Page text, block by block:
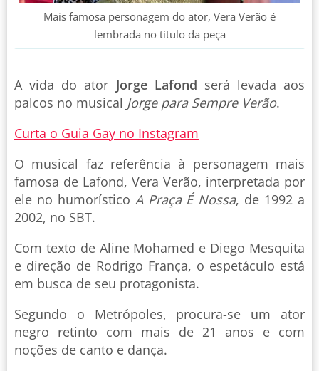
Mais famosa personagem do ator, Vera Verão é
lembrada no título da peça
A vida do ator Jorge Lafond será levada aos
palcos no musical Jorge para Sempre Verão.
Curta o Guia Gay no Instagram
O musical faz referência à personagem mais
famosa de Lafond, Vera Verão, interpretada por
ele no humorístico A Praça É Nossa, de 1992 a
2002, no SBT.
Com texto de Aline Mohamed e Diego Mesquita
e direção de Rodrigo França, o espetáculo está
em busca de seu protagonista.
Segundo o Metrópoles, procura-se um ator
negro retinto com mais de 21 anos e com
noções de canto e dança.